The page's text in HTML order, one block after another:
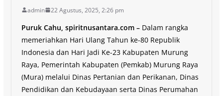
admin 22 Agustus, 2025, 2:26 pm
Puruk Cahu, spiritnusantara.com –Dalam rangka
memeriahkan Hari Ulang Tahun ke-80 Republik
Indonesia dan Hari Jadi Ke-23 Kabupaten Murung
Raya, Pemerintah Kabupaten (Pemkab) Murung Raya
(Mura) melalui Dinas Pertanian dan Perikanan, Dinas
Pendidikan dan Kebudayaan serta Dinas Perumahan